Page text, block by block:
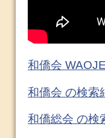
和僑会
和僑会 の検索
和僑総会 の検